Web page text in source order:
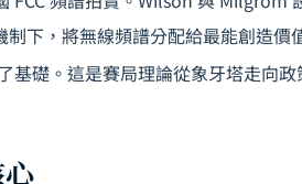
制下，將無線頻譜分配給最能創造
基礎。這是賽局理論從象牙塔走向政